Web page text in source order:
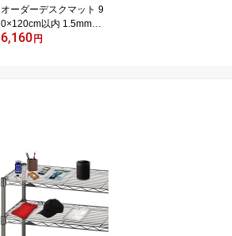
オーダーデスクマット 9
0×120cm以内 1.5mm厚
子供 学習机 トーメイ 両
クロス 90 120
6,160 円